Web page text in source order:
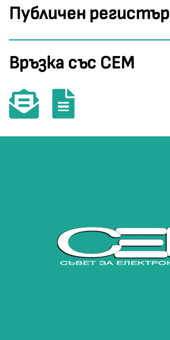
Публичен регистър
Връзка със СЕМ